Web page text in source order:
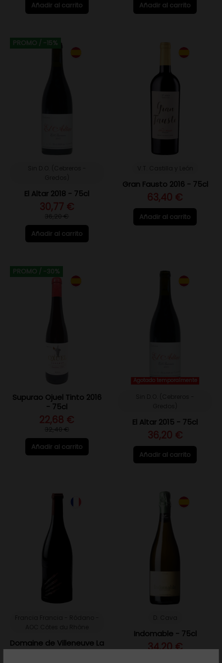
Añadir al carrito Añadir al carrito
PROMO / -15%
El Altar 2018 - 75cl
30,77 €
36,20 €
Añadir al carrito
Gran Fausto 2016 - 75cl
63,40 €
Añadir al carrito
PROMO / -30%
Supurao Ojuel Tinto 2016
- 75cl
22,68 €
32,40 €
Añadir al carrito
Agotado temporalmente
El Altar 2015 - 75cl
36,20 €
Añadir al carrito
Domaine de Villeneuve La
Griffe 2020 - 75cl
Indomable - 75cl
34,20 €